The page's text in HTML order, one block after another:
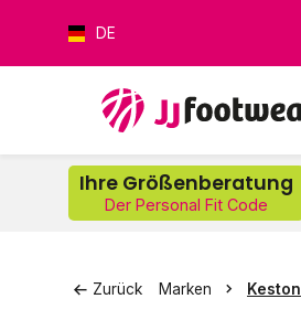
DE
Ihre Größenberatung
Der Personal Fit Code
Zurück Marken Keston